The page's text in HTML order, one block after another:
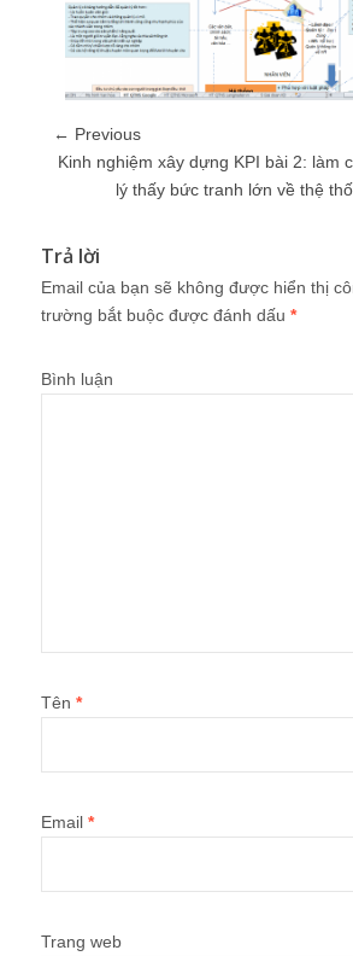
← Previous
Kinh nghiệm xây dựng KPI bài 2: làm
lý thấy bức tranh lớn về thệ
Trả lời
Email của bạn sẽ không được hiển thị
trường bắt buộc được đánh dấu *
Bình luận
Tên *
Email *
Trang web